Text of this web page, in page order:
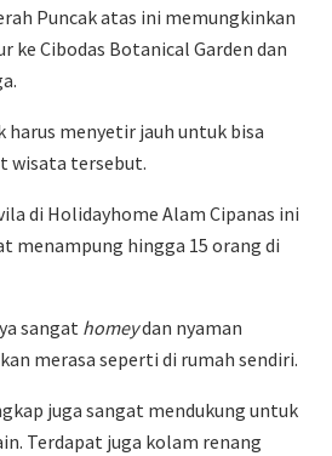
Puncak atas ini memungkinkan
ke Cibodas Botanical Garden dan
harus menyetir jauh untuk bisa
wisata tersebut.
di Holidayhome Alam Cipanas ini
menampung hingga 15 orang di
sangat homeydan nyaman
merasa seperti di rumah sendiri.
juga sangat mendukung untuk
Terdapat juga kolam renang